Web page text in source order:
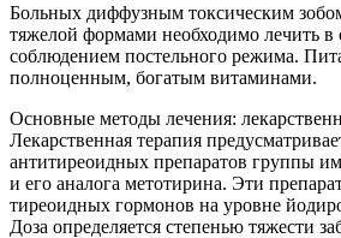
Больных диффузным токсическим
тяжелой формами необходимо лечить в
соблюдением постельного режима.
полноценным, богатым витаминами.
Основные методы лечения:
Лекарственная терапия
антитиреоидных препаратов группы
и его аналога метотирина. Эти
тиреоидных гормонов на уровне
Доза определяется степенью тяжести